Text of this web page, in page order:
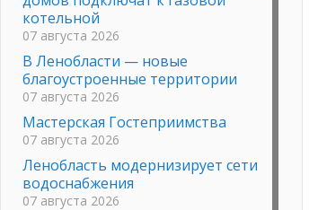
котельной
07 августа 2026
В Ленобласти — новые
благоустроенные территории
07 августа 2026
Мастерская Гостеприимства
07 августа 2026
Ленобласть модернизирует сети
водоснабжения
07 августа 2026